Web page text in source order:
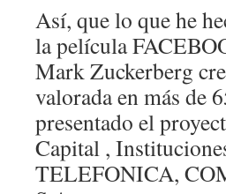
Así, que lo que he
la película
Mark Zuckerberg
valorada en más de
presentado el
Capital ,
TELEFONICA,